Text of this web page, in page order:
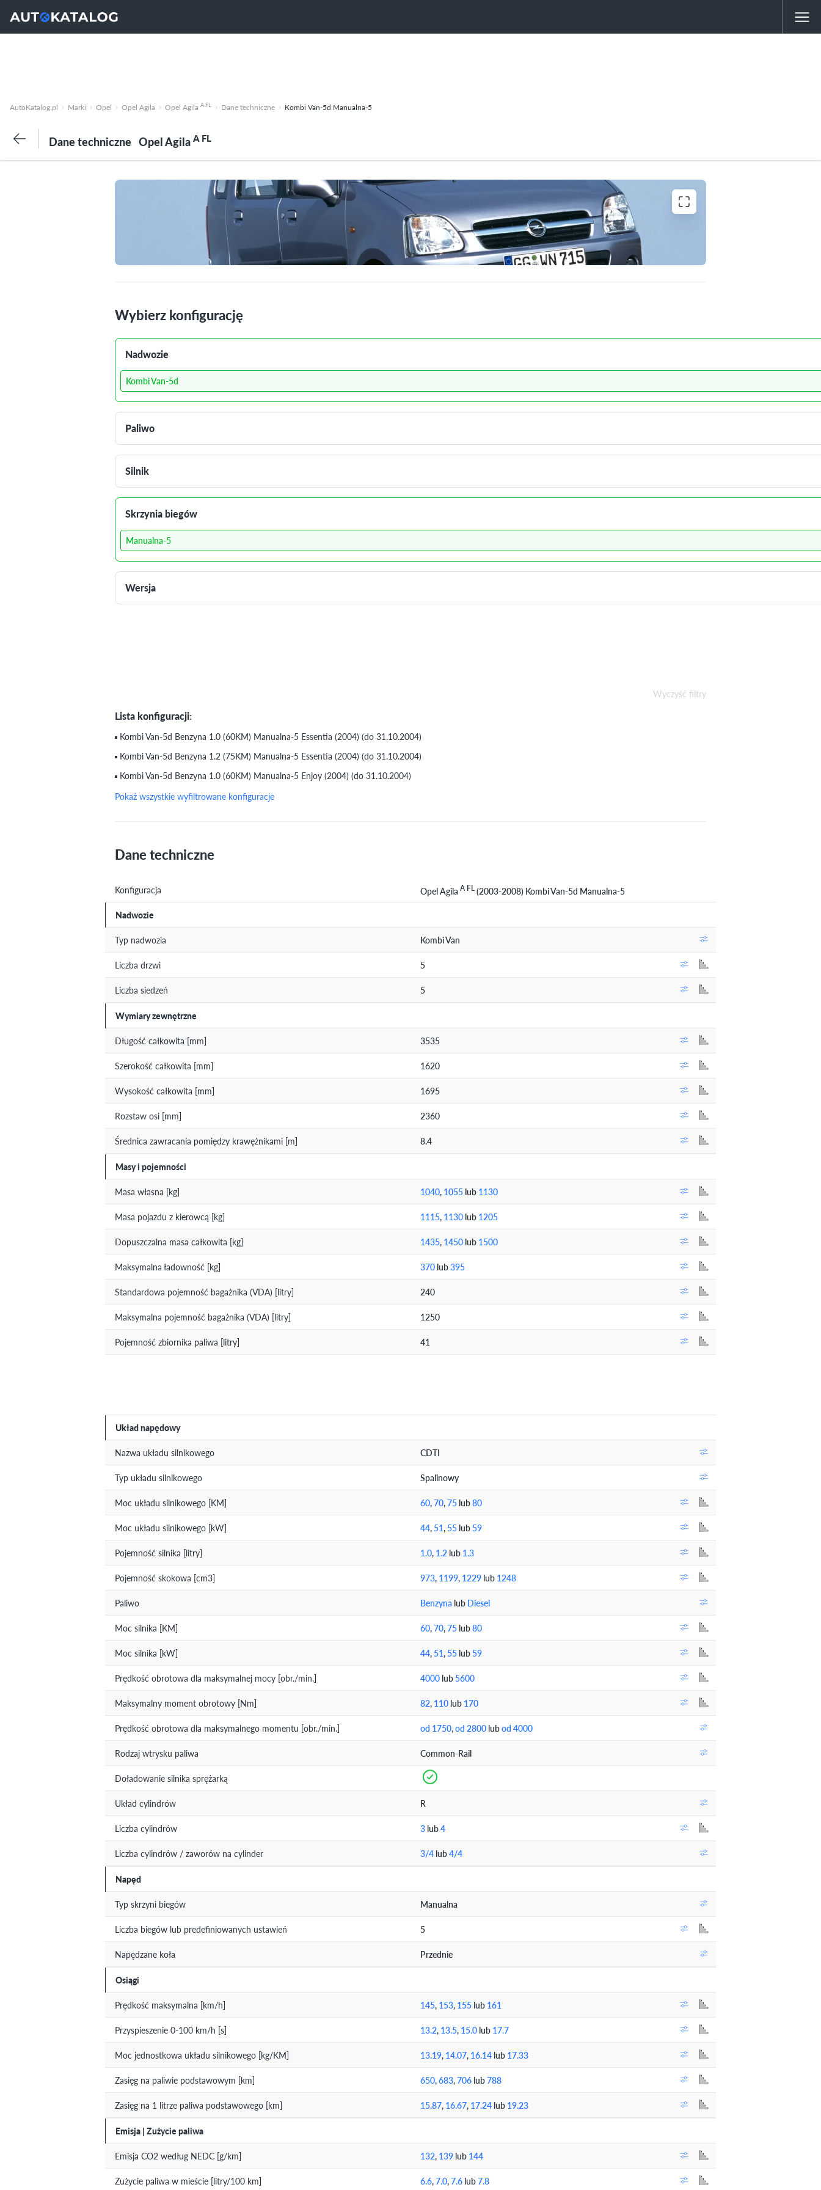
AutoKatalog.pl Marki Opel Opel Agila Opel Agila A FL Dane techniczne Kombi Van-5d Manualna-5
Dane techniczne Opel AgilaA FL
Wybierz konfigurację
Nadwozie
Kombi Van-5d
Paliwo
Silnik
Skrzynia biegów
Manualna-5
Wersja
Wyczyść filtry
Lista konfiguracji:
Kombi Van-5d Benzyna 1.0 (60KM) Manualna-5 Essentia (2004) (do 31.10.2004)
Kombi Van-5d Benzyna 1.2 (75KM) Manualna-5 Essentia (2004) (do 31.10.2004)
Kombi Van-5d Benzyna 1.0 (60KM) Manualna-5 Enjoy (2004) (do 31.10.2004)
Pokaż wszystkie wyfiltrowane konfiguracje
Dane techniczne
Konfiguracja Opel AgilaA FL (2003-2008) Kombi Van-5d Manualna-5
Nadwozie
Typ nadwozia Kombi Van
Liczba drzwi 5
Liczba siedzeń 5
Wymiary zewnętrzne
Długość całkowita [mm] 3535
Szerokość całkowita [mm] 1620
Wysokość całkowita [mm] 1695
Rozstaw osi [mm] 2360
Średnica zawracania pomiędzy krawężnikami [m] 8.4
Masy i pojemności
Masa własna [kg] 1040, 1055 lub 1130
Masa pojazdu z kierowcą [kg] 1115, 1130 lub 1205
Dopuszczalna masa całkowita [kg] 1435, 1450 lub 1500
Maksymalna ładowność [kg] 370 lub395
Standardowa pojemność bagażnika (VDA) [litry] 240
Maksymalna pojemność bagażnika (VDA) [litry] 1250
Pojemność zbiornika paliwa [litry] 41
Układ napędowy
Nazwa układu silnikowego CDTI
Typ układu silnikowego Spalinowy
Moc układu silnikowego [KM] 60,70,75 lub80
Moc układu silnikowego [kW] 44, 51, 55 lub 59
Pojemność silnika [litry] 1.0, 1.2 lub 1.3
Pojemność skokowa [cm3] 973, 1199, 1229 lub 1248
Paliwo Benzyna lub Diesel
Moc silnika [KM] 60,70,75 lub80
Moc silnika [kW] 44, 51, 55 lub 59
Prędkość obrotowa dla maksymalnej mocy [obr./min.] 4000 lub 5600
Maksymalny moment obrotowy [Nm] 82, 110 lub 170
Prędkość obrotowa dla maksymalnego momentu [obr./min.] od 1750,od 2800 lubod 4000
Rodzaj wtrysku paliwa Common-Rail
Doładowanie silnika sprężarką
Układ cylindrów R
Liczba cylindrów 3 lub4
Liczba cylindrów / zaworów na cylinder 3/4 lub4/4
Napęd
Typ skrzyni biegów Manualna
Liczba biegów lub predefiniowanych ustawień 5
Napędzane koła Przednie
Osiągi
Prędkość maksymalna [km/h] 145, 153, 155 lub 161
Przyspieszenie 0-100 km/h [s] 13.2, 13.5, 15.0 lub 17.7
Moc jednostkowa układu silnikowego [kg/KM] 13.19, 14.07, 16.14 lub 17.33
Zasięg na paliwie podstawowym [km] 650,683,706 lub788
Zasięg na 1 litrze paliwa podstawowego [km] 15.87, 16.67, 17.24 lub 19.23
Emisja | Zużycie paliwa
Emisja CO2 według NEDC [g/km] 132, 139 lub 144
Zużycie paliwa w mieście [litry/100 km] 6.6,7.0,7.6 lub7.8